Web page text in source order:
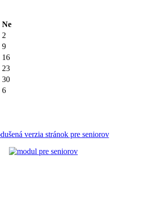
Ne
2
9
16
23
30
6
verzia stránok pre seniorov